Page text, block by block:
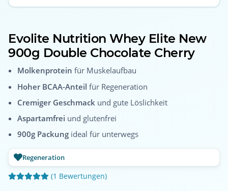
Evolite Nutrition Whey Elite New
900g Double Chocolate Cherry
Molkenprotein für Muskelaufbau
Hoher BCAA-Anteil für Regeneration
Cremiger Geschmack und gute Löslichkeit
Aspartamfrei und glutenfrei
900g Packung ideal für unterwegs
Regeneration
(1 Bewertungen)